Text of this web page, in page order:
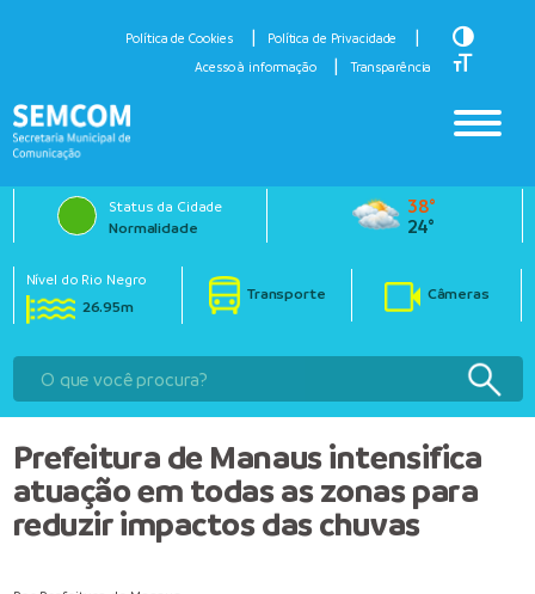
Política de Cookies
Política de Privacidade
Acesso à informação
Transparência
Toggle
Toggle
Status da Cidade
Normalidade
38°
24°
Nível do Rio Negro
26.95m
Transporte Câmeras
Prefeitura de Manaus intensifica
atuação em todas as zonas para
reduzir impactos das chuvas